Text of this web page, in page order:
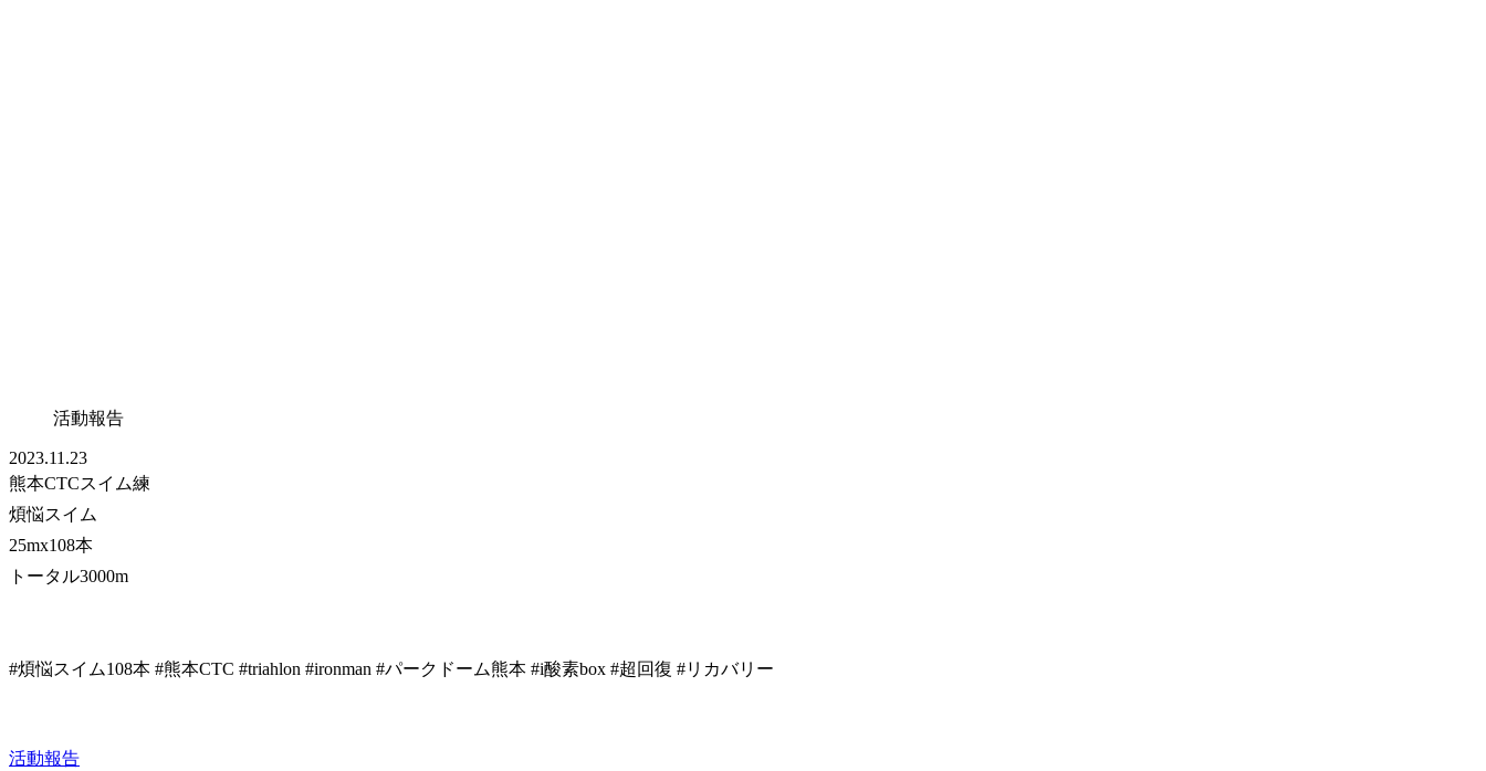
活動報告
2023.11.23
熊本CTCスイム練
煩悩スイム
25mx108本
トータル3000m
#煩悩スイム108本 #熊本CTC #triahlon #ironman #パークドーム熊本 #i酸素box #超回復 #リカバリー
活動報告